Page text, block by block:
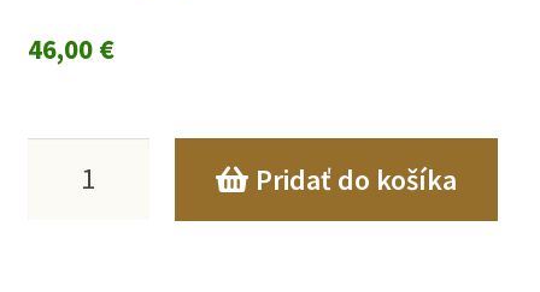
46,00 €
množstvo
Pridať do košíka